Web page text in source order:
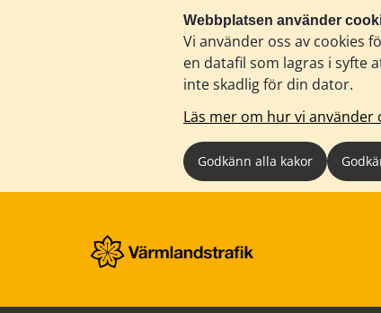
Webbplatsen använder
Vi använder oss av cookies
en datafil som lagras i syfte
inte skadlig för din dator.
Läs mer om hur vi använder
Godkänn alla kakor